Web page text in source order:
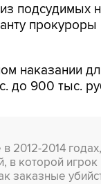
подсудимых
прокуроры
наказании
до 900 тыс.
2012-2014
в которой
заказные